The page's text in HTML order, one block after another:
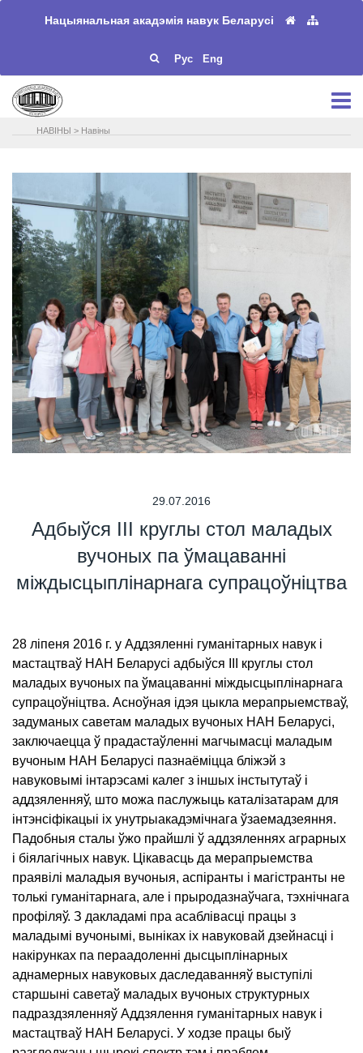
Нацыянальная акадэмія навук Беларусі
Рус Eng
НАВIНЫ > Навіны
29.07.2016
Адбыўся III круглы стол маладых
вучоных па ўмацаванні
міждысцыплінарнага супрацоўніцтва
28 ліпеня 2016 г. у Аддзяленні гуманітарных навук і
мастацтваў НАН Беларусі адбыўся III круглы стол
маладых вучоных па ўмацаванні міждысцыплінарнага
супрацоўніцтва. Асноўная ідэя цыкла мерапрыемстваў,
задуманых саветам маладых вучоных НАН Беларусі,
заключаецца ў прадастаўленні магчымасці маладым
вучоным НАН Беларусі пазнаёміцца бліжэй з
навуковымі інтарэсамі калег з іншых інстытутаў і
аддзяленняў, што можа паслужыць каталізатарам для
інтэнсіфікацыі іх унутрыакадэмічнага ўзаемадзеяння.
Падобныя сталы ўжо прайшлі ў аддзяленнях аграрных
і біялагічных навук. Цікавасць да мерапрыемства
праявілі маладыя вучоныя, аспіранты і магістранты не
толькі гуманітарнага, але і прыродазнаўчага, тэхнічнага
профіляў. З дакладамі пра асаблівасці працы з
маладымі вучонымі, выніках іх навуковай дзейнасці і
накірунках па пераадоленні дысцыплінарных
аднамерных навуковых даследаванняў выступілі
старшыні саветаў маладых вучоных структурных
падраздзяленняў Аддзялення гуманітарных навук і
мастацтваў НАН Беларусі. У ходзе працы быў